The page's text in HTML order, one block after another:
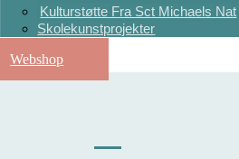
Kulturstøtte Fra Sct Michaels Nat
Skolekunstprojekter
Webshop